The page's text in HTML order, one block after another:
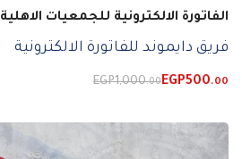
الفاتورة الالكترونية للجمعيات الاهلية
فريق دايموند للفاتورة الالكترونية
EGP500.00
EGP1,000.00